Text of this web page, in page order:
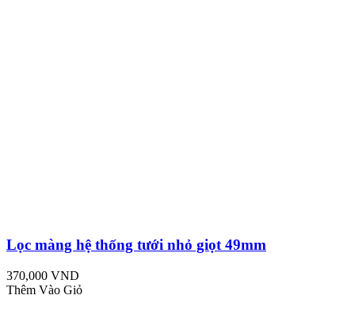
Lọc màng hệ thống tưới nhỏ giọt 49mm
370,000 VND
Thêm Vào Giỏ